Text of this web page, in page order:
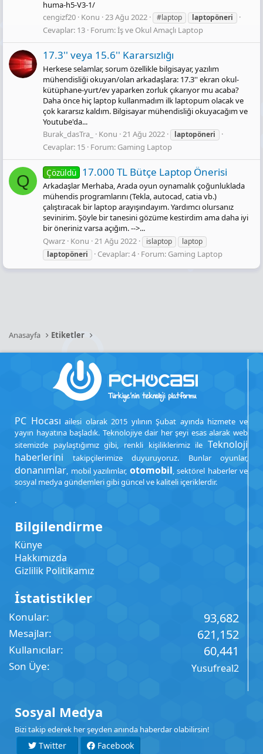
huma-h5-V3-1/
cengizf20 Konu 23 Ağu 2022 #laptop laptopöneri
Cevaplar: 13 Forum:İş ve Okul Amaçlı Laptop
17.3'' veya 15.6'' Kararsızlığı
Herkese selamlar, sorum özellikle bilgisayar, yazılım
mühendisliği okuyan/olan arkadaşlara: 17.3'' ekran okul-
kütüphane-yurt/ev yaparken zorluk çıkarıyor mu acaba?
Daha önce hiç laptop kullanmadım ilk laptopum olacak ve
çok kararsız kaldım. Bilgisayar mühendisliği okuyacağım ve
Youtube'da...
Burak_dasTra_
Konu 21 Ağu 2022 laptopöneri
Cevaplar: 15 Forum: Gaming Laptop
Q Çözüldü 17.000 TL Bütçe Laptop Önerisi
Arkadaşlar Merhaba, Arada oyun oynamalık çoğunluklada
mühendis programlarını (Tekla, autocad, catia vb.)
çalıştıracak bir laptop arayışındayım. Yardımcı olursanız
sevinirim. Şöyle bir tanesini gözüme kestirdim ama daha iyi
bir öneriniz varsa açığım. -->...
Qwarz Konu 21 Ağu 2022 islaptop
laptop
laptopöneri
Cevaplar: 4 Forum: Gaming Laptop
Anasayfa Etiketler
PC Hocası ailesi olarak 2015 yılının Şubat ayında hizmete ve
yayın hayatına başladık. Teknolojiye dair her şeyi esas alarak web
sitemizde paylaştığımız gibi, renkli kişiliklerimiz ile Teknoloji
haberlerini takipçilerimize duyuruyoruz. Bunlar oyunlar,
donanımlar, mobil yazılımlar, otomobil, sektörel haberler ve
sosyal medya gündemleri gibi güncel ve kaliteli içeriklerdir.
.
Bilgilendirme
Künye
Hakkımızda
Gizlilik Politikamız
İstatistikler
Konular 93,682
Mesajlar 621,152
Kullanıcılar 60,441
Son Üye Yusufreal2
Sosyal Medya
Bizi takip ederek her şeyden anında haberdar olabilirsin!
Twitter Facebook